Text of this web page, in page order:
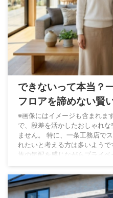
できないって本当？
フロアを諦めない賢
※画像にはイメージも含まれま
で、段差を活かしたおしゃれ
ません。 特に、一条工務店で
れたいと考える方は多いよう
族の気配を感じながらプライ
での会話から、どうやら実現
方もいるかもしれません。 結
様では一条工務店でスキップ